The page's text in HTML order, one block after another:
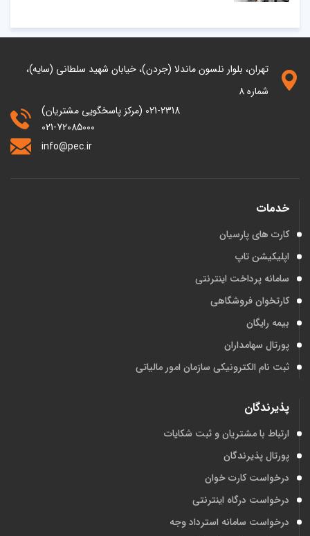
تهران، بلوار نلسون ماندلا (جردن)، خیابان شهید سلطانی (سایه)،
شماره 8
021-2318 (مرکز پاسخگویی مشتریان)
021-72085000
info@pec.ir
خدمات
کارت های پارسیان
اپلیکیشن تاپ
سامانه پرداخت اینترنتی
کارتخوان فروشگاهی
بیمه رایگان
پورتال سهامداران
ثبت نام الکترونیکی سازمان امور مالیاتی
پذیرندگان
ارتباط با مشتریان و ثبت شکایات
پورتال پذیرندگان
درخواست کارت خوان
درخواست درگاه اینترنتی
درخواست سامانه استرداد وجه